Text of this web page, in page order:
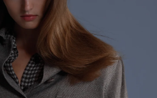
up
ンバーシッププログラム
便利な機能と特典を無料で楽し